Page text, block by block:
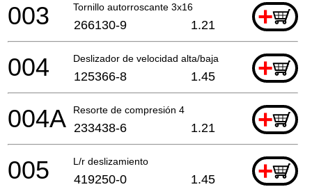
Tornillo autorroscante 3x16 +
003 266130-9 1.21
Deslizador de velocidad alta/baja +
004 125366-8 1.45
Resorte de compresión 4 +
004A 233438-6 1.21
L/r deslizamiento +
005 419250-0 1.45